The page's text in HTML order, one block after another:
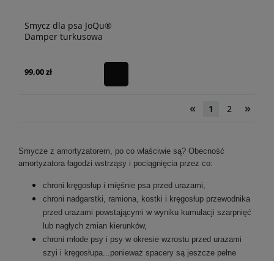
Smycz dla psa JoQu®
Damper turkusowa
99,00 zł
« 1 2 »
Smycze z amortyzatorem, po co właściwie są? Obecność
amortyzatora łagodzi wstrząsy i pociągnięcia przez co:
chroni kręgosłup i mięśnie psa przed urazami,
chroni nadgarstki, ramiona, kostki i kręgosłup przewodnika
przed urazami powstającymi w wyniku kumulacji szarpnięć
lub nagłych zmian kierunków,
chroni młode psy i psy w okresie wzrostu przed urazami
szyi i kręgosłupa...ponieważ spacery są jeszcze pełne